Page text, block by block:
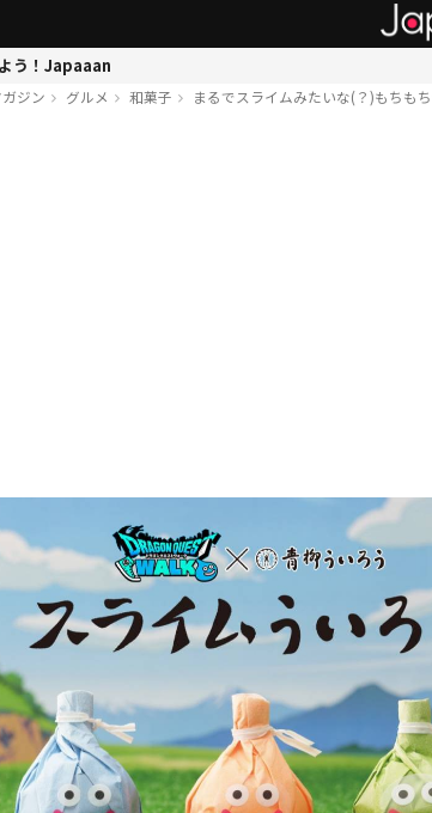
う！Japaaan
ジン グルメ 和菓子 まるでスライムみたいな(？)もちも